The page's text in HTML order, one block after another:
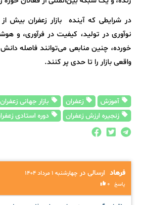
در شرایطی که آینده‌ بازار زعفران بیش
نوآوری در تولید، کیفیت در فرآوری، و
خورده، چنین منابعی می‌توانند فاصله
واقعی بازار را تا حدی پر کنند.
آموزش زعفران
بازار جهانی زعفران
زنجیره ارزش زعفران
دوره استادی
فرهاد ارسالی در چهارشنبه ۱ مرداد ۱۴۰۴
پاسخ 0